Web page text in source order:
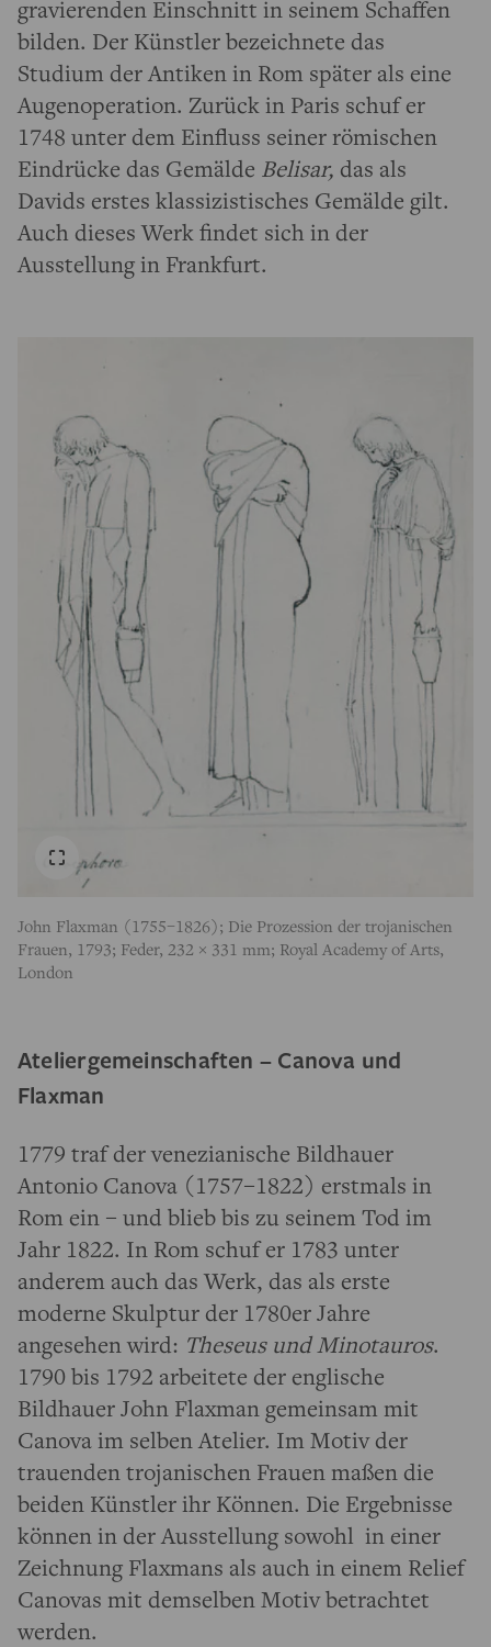
gravierenden Einschnitt in seinem Schaffen
bilden. Der Künstler bezeichnete das
Studium der Antiken in Rom später als eine
Augenoperation. Zurück in Paris schuf er
1748 unter dem Einfluss seiner römischen
Eindrücke das Gemälde Belisar, das als
Davids erstes klassizistisches Gemälde gilt.
Auch dieses Werk findet sich in der
Ausstellung in Frankfurt.
John Flaxman (1755–1826); Die Prozession der trojanischen
Frauen, 1793; Feder, 232 × 331 mm; Royal Academy of Arts,
London
Ateliergemeinschaften – Canova und
Flaxman
1779 traf der venezianische Bildhauer
Antonio Canova (1757–1822) erstmals in
Rom ein – und blieb bis zu seinem Tod im
Jahr 1822. In Rom schuf er 1783 unter
anderem auch das Werk, das als erste
moderne Skulptur der 1780er Jahre
angesehen wird: Theseus und Minotauros.
1790 bis 1792 arbeitete der englische
Bildhauer John Flaxman gemeinsam mit
Canova im selben Atelier. Im Motiv der
trauenden trojanischen Frauen maßen die
beiden Künstler ihr Können. Die Ergebnisse
können in der Ausstellung sowohl in einer
Zeichnung Flaxmans als auch in einem Relief
Canovas mit demselben Motiv betrachtet
werden.